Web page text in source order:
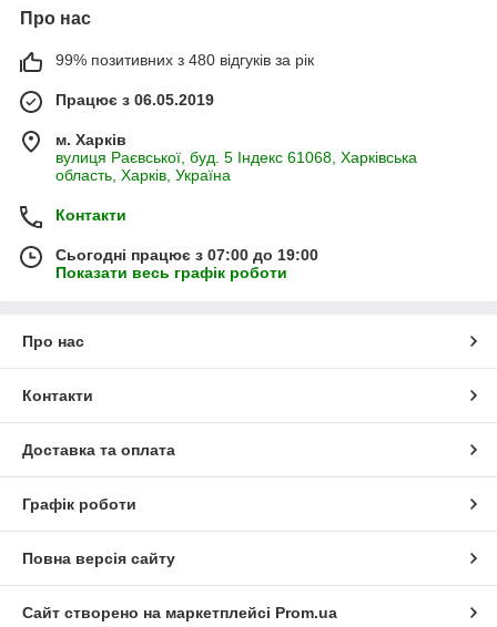
Про нас
99% позитивних з 480 відгуків за рік
Працює з 06.05.2019
м. Харків
вулиця Раєвської, буд. 5 Індекс 61068, Харківська
область, Харків, Україна
Контакти
Сьогодні працює з 07:00 до 19:00
Показати весь графік роботи
Про нас
Контакти
Доставка та оплата
Графік роботи
Повна версія сайту
Сайт створено на маркетплейсі Prom.ua